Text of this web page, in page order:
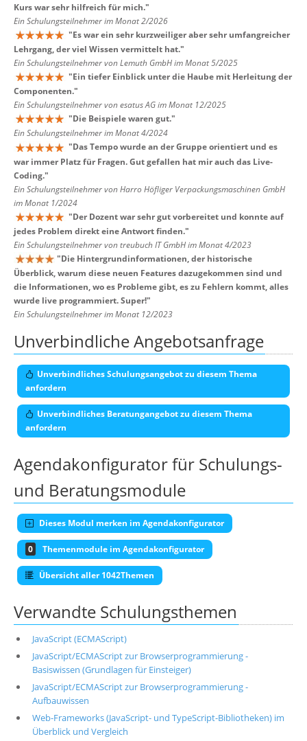
Kurs war sehr hilfreich für mich."
Ein Schulungsteilnehmer im Monat 2/2026
"Es war ein sehr kurzweiliger aber sehr umfangreicher
Lehrgang, der viel Wissen vermittelt hat."
Ein Schulungsteilnehmer von Lemuth GmbH im Monat 5/2025
"Ein tiefer Einblick unter die Haube mit Herleitung der
Componenten."
Ein Schulungsteilnehmer von esatus AG im Monat 12/2025
"Die Beispiele waren gut."
Ein Schulungsteilnehmer im Monat 4/2024
"Das Tempo wurde an der Gruppe orientiert und es
war immer Platz für Fragen. Gut gefallen hat mir auch das Live-
Coding."
Ein Schulungsteilnehmer von Harro Höfliger Verpackungsmaschinen GmbH
im Monat 1/2024
"Der Dozent war sehr gut vorbereitet und konnte auf
jedes Problem direkt eine Antwort finden."
Ein Schulungsteilnehmer von treubuch IT GmbH im Monat 4/2023
"Die Hintergrundinformationen, der historische
Überblick, warum diese neuen Features dazugekommen sind und
die Informationen, wo es Probleme gibt, es zu Fehlern kommt, alles
wurde live programmiert. Super!"
Ein Schulungsteilnehmer im Monat 12/2023
Unverbindliche Angebotsanfrage
Unverbindliches Schulungsangebot zu diesem Thema
anfordern
Unverbindliches Beratungangebot zu diesem Thema
anfordern
Agendakonfigurator für Schulungs-
und Beratungsmodule
Dieses Modul merken im Agendakonfigurator
0 Themenmodule im Agendakonfigurator
Übersicht aller 1042Themen
Verwandte Schulungsthemen
JavaScript (ECMAScript)
JavaScript/ECMAScript zur Browserprogrammierung -
Basiswissen (Grundlagen für Einsteiger)
JavaScript/ECMAScript zur Browserprogrammierung -
Aufbauwissen
Web-Frameworks (JavaScript- und TypeScript-Bibliotheken) im
Überblick und Vergleich